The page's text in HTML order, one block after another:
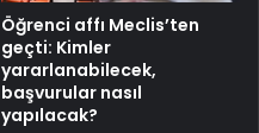
Öğrenci affı Meclis’ten
geçti: Kimler
yararlanabilecek,
başvurular nasıl
yapılacak?